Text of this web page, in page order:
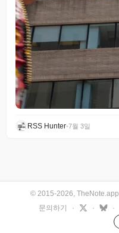
RSS Hunter•7월 3일
© 2015-2026, TheNote.app
문의하기
· · ·